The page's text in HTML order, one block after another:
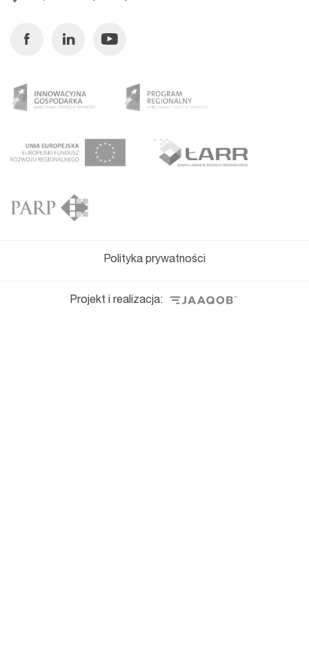
FacebookLinkedinYoutube
Polityka prywatności
Projekt i realizacja: